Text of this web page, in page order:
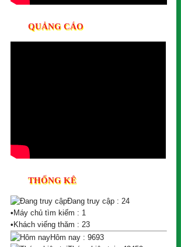
QUẢNG CÁO
THỐNG KÊ
Đang truy cập : 24
• Máy chủ tìm kiếm : 1
• Khách viếng thăm : 23
Hôm nay : 9693